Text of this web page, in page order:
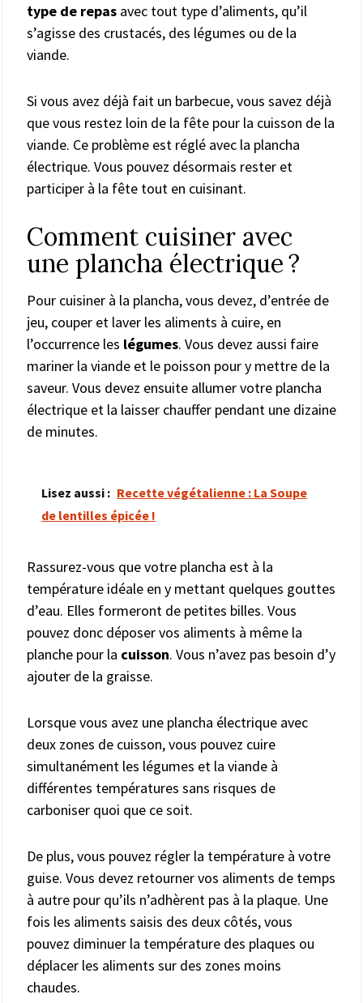
type de repas avec tout type d’aliments, qu’il
s’agisse des crustacés, des légumes ou de la
viande.
Si vous avez déjà fait un barbecue, vous savez déjà
que vous restez loin de la fête pour la cuisson de la
viande. Ce problème est réglé avec la plancha
électrique. Vous pouvez désormais rester et
participer à la fête tout en cuisinant.
Comment cuisiner avec
une plancha électrique ?
Pour cuisiner à la plancha, vous devez, d’entrée de
jeu, couper et laver les aliments à cuire, en
l’occurrence les légumes. Vous devez aussi faire
mariner la viande et le poisson pour y mettre de la
saveur. Vous devez ensuite allumer votre plancha
électrique et la laisser chauffer pendant une dizaine
de minutes.
Lisez aussi : Recette végétalienne : La Soupe
de lentilles épicée !
Rassurez-vous que votre plancha est à la
température idéale en y mettant quelques gouttes
d’eau. Elles formeront de petites billes. Vous
pouvez donc déposer vos aliments à même la
planche pour la cuisson. Vous n’avez pas besoin d’y
ajouter de la graisse.
Lorsque vous avez une plancha électrique avec
deux zones de cuisson, vous pouvez cuire
simultanément les légumes et la viande à
différentes températures sans risques de
carboniser quoi que ce soit.
De plus, vous pouvez régler la température à votre
guise. Vous devez retourner vos aliments de temps
à autre pour qu’ils n’adhèrent pas à la plaque. Une
fois les aliments saisis des deux côtés, vous
pouvez diminuer la température des plaques ou
déplacer les aliments sur des zones moins
chaudes.